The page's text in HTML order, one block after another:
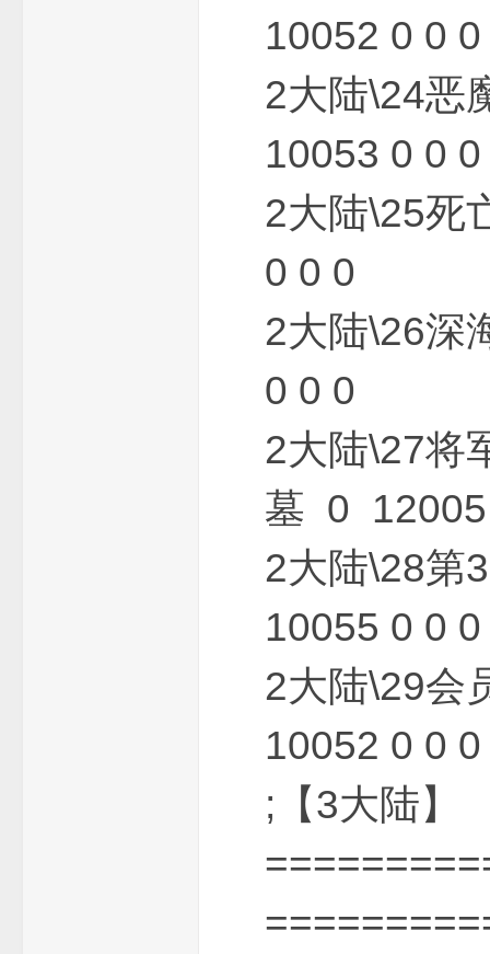
10052 0 0 0
2大陆\24
10053 0 0 0
2大陆\25
0 0 0
2大陆\26
0 0 0
2大陆\27
墓 0
2大陆\28
10055 0 0 0
2大陆\29
10052 0 0 0
;【3大陆】